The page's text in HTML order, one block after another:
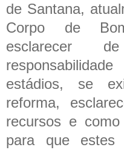
de Santana,
Corpo de
estádios, se
reforma,
recursos e
para que estes